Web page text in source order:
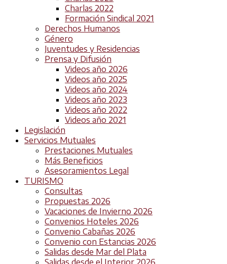
Charlas 2022
Formación Sindical 2021
Derechos Humanos
Género
Juventudes y Residencias
Prensa y Difusión
Videos año 2026
Videos año 2025
Videos año 2024
Videos año 2023
Videos año 2022
Videos año 2021
Legislación
Servicios Mutuales
Prestaciones Mutuales
Más Beneficios
Asesoramientos Legal
TURISMO
Consultas
Propuestas 2026
Vacaciones de Invierno 2026
Convenios Hoteles 2026
Convenio Cabañas 2026
Convenio con Estancias 2026
Salidas desde Mar del Plata